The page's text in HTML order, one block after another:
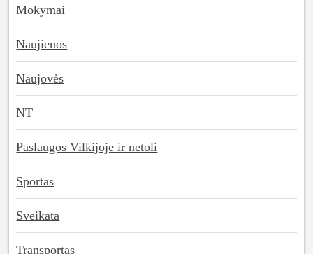
Mokymai
Naujienos
Naujovės
NT
Paslaugos Vilkijoje ir netoli
Sportas
Sveikata
Transportas